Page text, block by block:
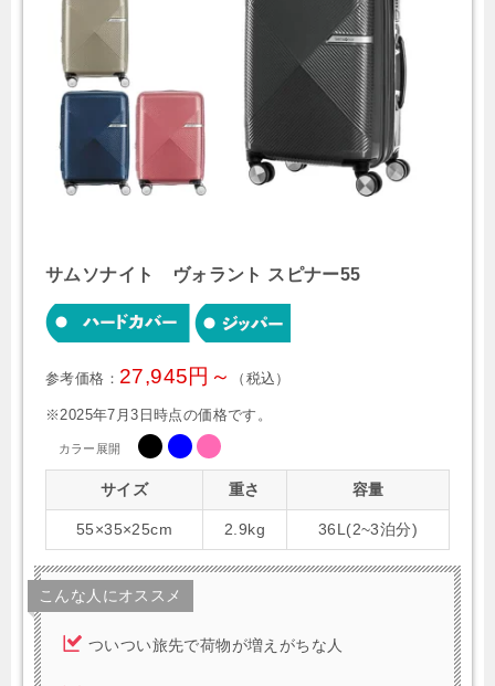
サムソナイト ヴォラント スピナー55
参考価格： 27,945円～ （税込）
※2025年7月3日時点の価格です。
カラー展開
サイズ 重さ 容量
55×35×25cm 2.9kg 36L(2~3泊分)
こんな人にオススメ
ついつい旅先で荷物が増えがちな人